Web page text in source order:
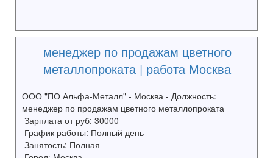
менеджер по продажам цветного
металлопроката | работа Москва
ООО "ПО Альфа-Металл" - Москва - Должность:
менеджер по продажам цветного металлопроката
Зарплата от руб: 30000
График работы: Полный день
Занятость: Полная